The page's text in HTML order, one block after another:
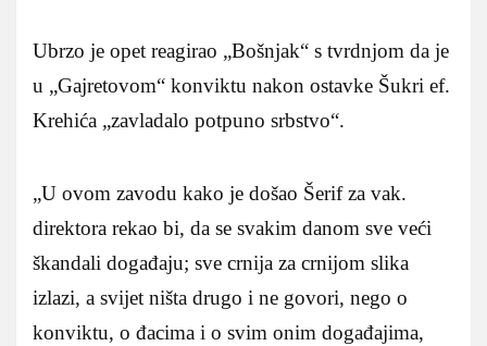
Ubrzo je opet reagirao „Bošnjak“ s tvrdnjom da je
u „Gajretovom“ konviktu nakon ostavke Šukri ef.
Krehića „zavladalo potpuno srbstvo“.
„U ovom zavodu kako je došao Šerif za vak.
direktora rekao bi, da se svakim danom sve veći
škandali događaju; sve crnija za crnijom slika
izlazi, a svijet ništa drugo i ne govori, nego o
konviktu, o đacima i o svim onim događajima,